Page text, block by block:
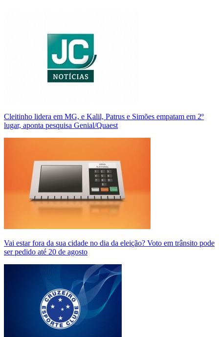
Cleitinho lidera em MG, e Kalil, Patrus e Simões empatam em 2º
lugar, aponta pesquisa Genial/Quaest
Vai estar fora da sua cidade no dia da eleição? Voto em trânsito pode
ser pedido até 20 de agosto